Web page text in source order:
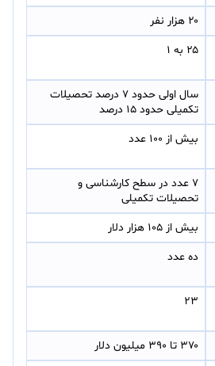
۲۰ هزار نفر
۲۵ به ۱
تکمیلی حدود ۱۵ درصد
بیش از ۱۰۰ عدد
تحصیلات تکمیلی
بیش از ۱۰۵ هزار دلار
ده عدد
۲۳
۳۷۰ تا ۳۹۰ میلیون دلار